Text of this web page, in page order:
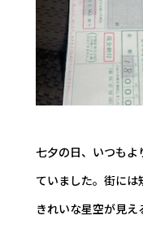
七夕の日、いつもよ
ていました。街には
きれいな星空が見え